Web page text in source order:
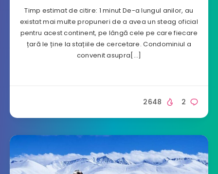
Timp estimat de citire: 1 minut De-a lungul anilor, au
existat mai multe propuneri de a avea un steag oficial
pentru acest continent, pe lângă cele pe care fiecare
țară le ține la stațiile de cercetare. Condominiul a
convenit asupra[…]
2
2648